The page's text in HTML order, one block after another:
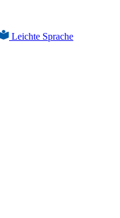
Leichte Sprache